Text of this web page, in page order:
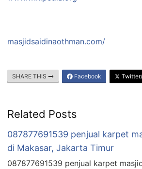
masjidsaidinaothman.com/
SHARE THIS Facebook
Related Posts
087877691539 penjual karpet
di Makasar, Jakarta Timur
087877691539 penjual karpet